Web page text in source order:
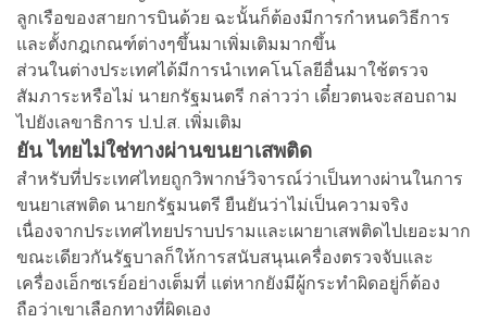
ลูกเรือของสายการบินด้วย ฉะนั้นก็ต้องมีการกำหนดวิธีการ
และตั้งกฎเกณฑ์ต่างๆขึ้นมาเพิ่มเติมมากขึ้น
ส่วนในต่างประเทศได้มีการนำเทคโนโลยีอื่นมาใช้ตรวจ
สัมภาระหรือไม่ นายกรัฐมนตรี กล่าวว่า เดี๋ยวตนจะสอบถาม
ไปยังเลขาธิการ ป.ป.ส. เพิ่มเติม
ยัน ไทยไม่ใช่ทางผ่านขนยาเสพติด
สำหรับที่ประเทศไทยถูกวิพากษ์วิจารณ์ว่าเป็นทางผ่านในการ
ขนยาเสพติด นายกรัฐมนตรี ยืนยันว่าไม่เป็นความจริง
เนื่องจากประเทศไทยปราบปรามและเผายาเสพติดไปเยอะมาก
ขณะเดียวกันรัฐบาลก็ให้การสนับสนุนเครื่องตรวจจับและ
เครื่องเอ็กซเรย์อย่างเต็มที่ แต่หากยังมีผู้กระทำผิดอยู่ก็ต้อง
ถือว่าเขาเลือกทางที่ผิดเอง